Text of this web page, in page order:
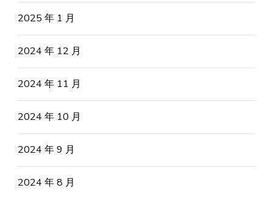
2025 年 1 月
2024 年 12 月
2024 年 11 月
2024 年 10 月
2024 年 9 月
2024 年 8 月